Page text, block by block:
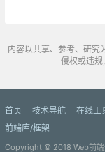
内容以共享、参考、研究
侵权或违
首页 技术导航 在线工
前端库/框架